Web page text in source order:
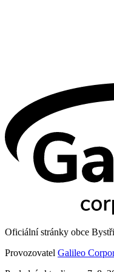
Oficiální stránky obce
Provozovatel Galileo